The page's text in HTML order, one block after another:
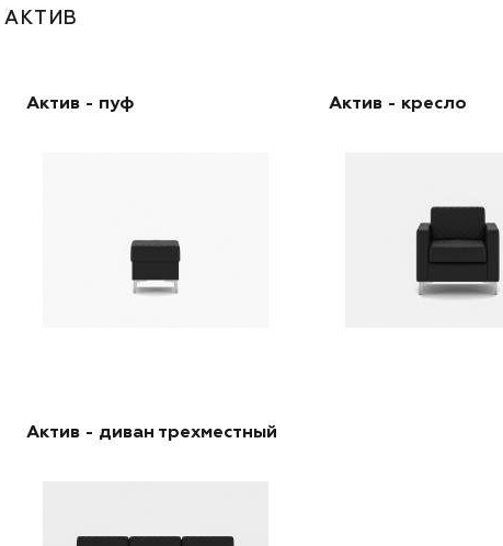
АКТИВ
Актив - пуф Актив - кресло
Актив - диван трехместный